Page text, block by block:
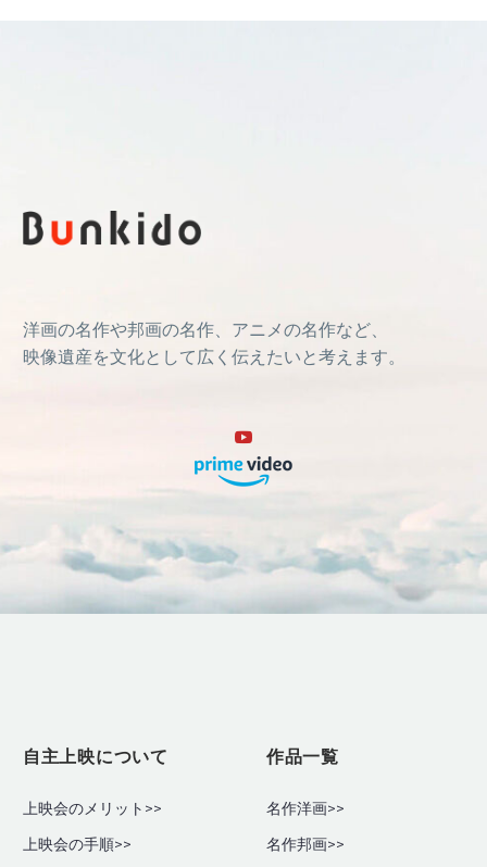
洋画の名作や邦画の名作、アニメの名作など、
映像遺産を文化として広く伝えたいと考えます。
自主上映について
上映会のメリット>>
上映会の手順>>
作品一覧
名作洋画>>
名作邦画>>